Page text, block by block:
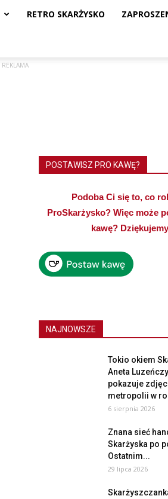
RETRO SKARŻYSKO
REKLAMA
POSTAWISZ PRO KAWĘ?
Podoba Ci się to, co
ProSkarżysko? Więc może
kawę?
NAJNOWSZE
Tokio okiem
Aneta
pokazuje
metropolii w
6 sierpnia 2026
Znana sieć
Skarżyska po
Ostatnim...
29 lipca 2026